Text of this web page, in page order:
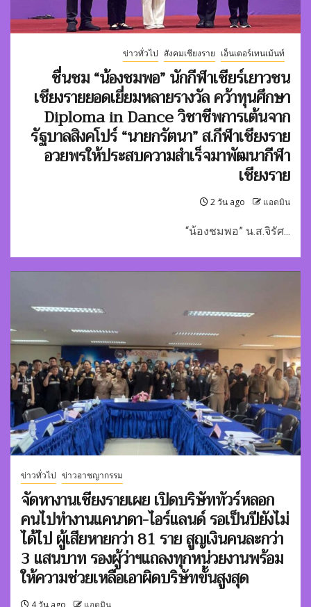
ข่าวทั่วไป สังคมเชียงราย เอ็นเตอร์เทนเม้นท์
ชื่นชม “น้องชมพอ” นักกีฬาเชียร์เยาวชน
เชียงรายยอดเยี่ยมหลายรางวัล คว้าทุนศึกษา
Diploma in Dance วิชาชีพการเต้นจาก
รัฐบาลสิงคโปร์ “นายกรัตนา” ส.กีฬาเชียงราย
อวยพรให้ประสบความสำเร็จมาพัฒนากีฬา
เชียงราย
2 วัน ago แอดมิน
“น้องชมพอ” น.ส.จิรัศ...
ข่าวทั่วไป ข่าวอาชญากรรม
จัดหางานเชียงรายเผย เปิดบริษัททัวร์หลอก
คนไปทำงานแคนาดา-ไอร์แลนด์ รอเป็นปียังไม่
ได้ไป ผู้เสียหายกว่า 81 ราย สูญเงินคนละกว่า
3 แสนบาท รองผู้ว่าฯแถลงทุกหน่วยงานพร้อม
ให้ความช่วยเหลือเอาผิดบริษัทขั้นสูงสุด